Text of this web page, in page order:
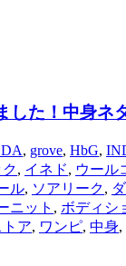
した！中身ネ
, grove, HbG,
, イネド, ウール
ル, ソアリーク,
ニット , ボディシ
ア, ワンピ, 中身,